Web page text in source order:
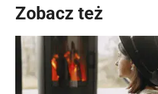
Zobacz też